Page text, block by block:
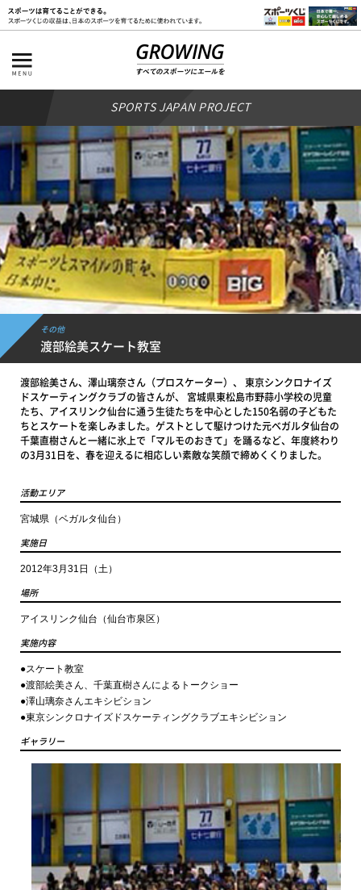
SPORTS JAPAN PROJECT
その他
渡部絵美スケート教室
渡部絵美さん、澤山璃奈さん（プロスケーター）、 東京シンクロナイズ
ドスケーティングクラブの皆さんが、 宮城県東松島市野蒜小学校の児童
たち、アイスリンク仙台に通う生徒たちを中心とした150名弱の子どもた
ちとスケートを楽しみました。ゲストとして駆けつけた元ベガルタ仙台の
千葉直樹さんと一緒に氷上で「マルモのおきて」を踊るなど、年度終わり
の3月31日を、春を迎えるに相応しい素敵な笑顔で締めくくりました。
活動エリア
宮城県（ベガルタ仙台）
実施日
2012年3月31日（土）
場所
アイスリンク仙台（仙台市泉区）
実施内容
●スケート教室
●渡部絵美さん、千葉直樹さんによるトークショー
●澤山璃奈さんエキシビション
●東京シンクロナイズドスケーティングクラブエキシビション
ギャラリー